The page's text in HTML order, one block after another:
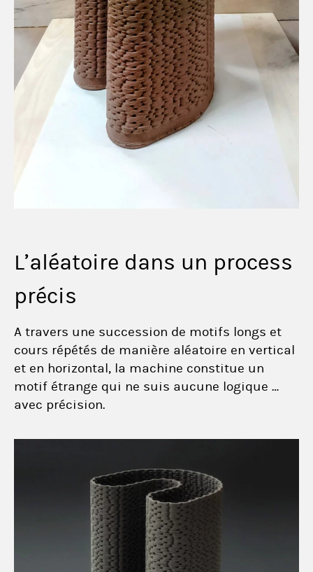
L’aléatoire dans un process
précis
A travers une succession de motifs longs et
cours répétés de manière aléatoire en vertical
et en horizontal, la machine constitue un
motif étrange qui ne suis aucune logique …
avec précision.